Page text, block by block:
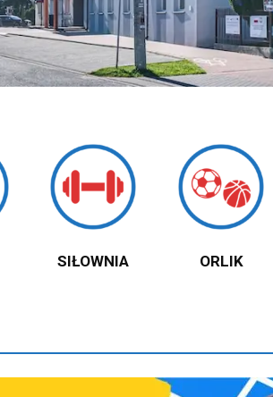
ZOBACZ GODZINY OTWARCIA
SIŁOWNIA ORLIK